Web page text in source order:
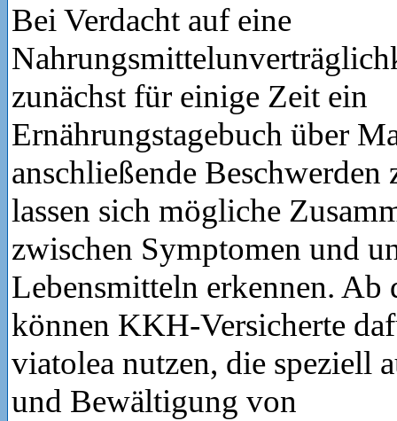
Bei Verdacht auf eine
zunächst für einige Zeit ein
Ernährungstagebuch über
anschließende Beschwerden
lassen sich mögliche
zwischen Symptomen und
Lebensmitteln erkennen. Ab
können KKH-Versicherte
viatolea nutzen, die speziell
und Bewältigung von